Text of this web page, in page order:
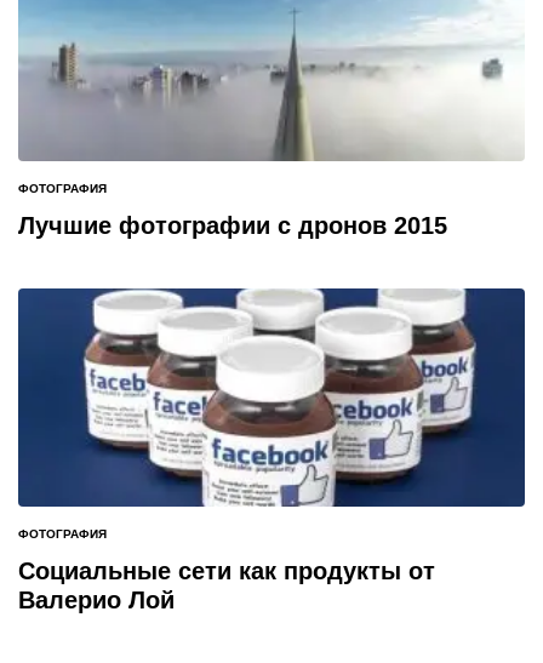
ОПУБЛИКОВАНО
В
ФОТОГРАФИЯ
Лучшие фотографии с дронов 2015
ОПУБЛИКОВАНО
В
ФОТОГРАФИЯ
Социальные сети как продукты от
Валерио Лой